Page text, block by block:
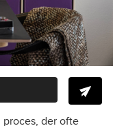
proces, der ofte